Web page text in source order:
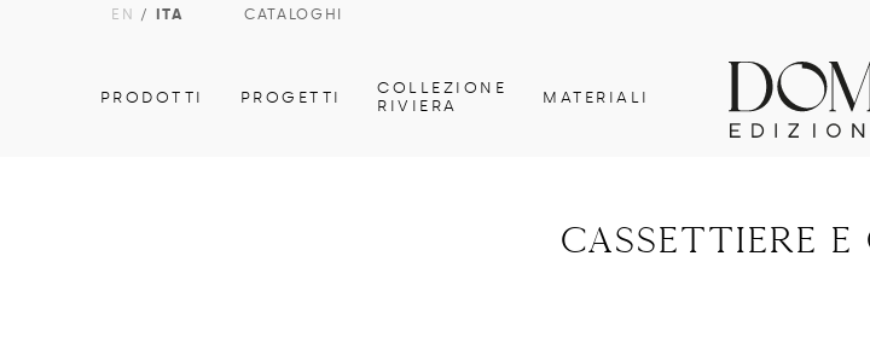
EN / ITA CATALOGHI
PRODOTTI PROGETTI
COLLEZIONE
RIVIERA
MATERIALI
cassettiere e